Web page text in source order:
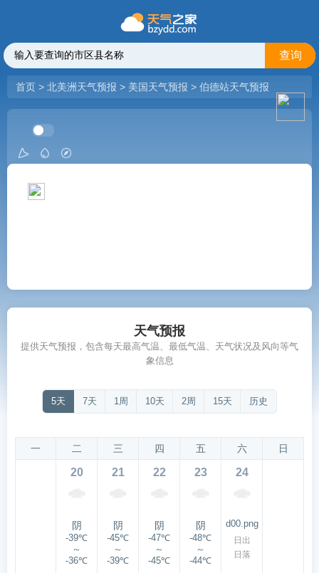
查询
首页 > 北美洲天气预报 > 美国天气预报 > 伯德站天气预报
天气预报
提供天气预报，包含每天最高气温、最低气温、天气状况及风向等气
象信息
5天 7天 1周 10天 2周 15天 历史
一 二 三 四 五 六 日
20
阴
-39℃
～
-36℃
21
阴
-45℃
～
-39℃
22
阴
-47℃
～
-45℃
23
阴
-48℃
～
-44℃
24
d00.png
日出
日落